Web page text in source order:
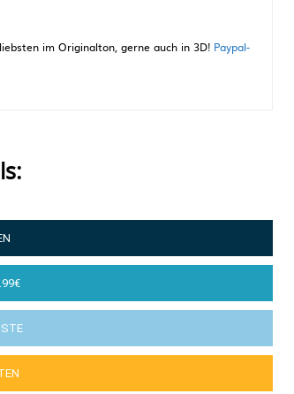
im Originalton, gerne auch in 3D! Paypal-